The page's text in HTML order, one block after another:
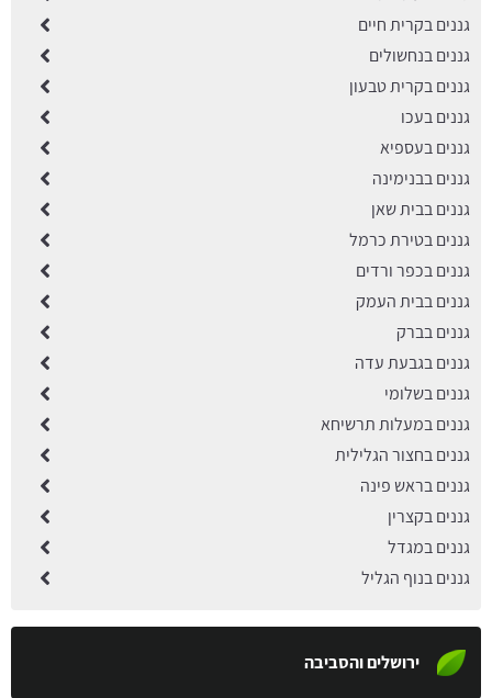
גננים בקרית חיים
גננים בנחשולים
גננים בקרית טבעון
גננים בעכו
גננים בעספיא
גננים בבנימינה
גננים בבית שאן
גננים בטירת כרמל
גננים בכפר ורדים
גננים בבית העמק
גננים בברק
גננים בגבעת עדה
גננים בשלומי
גננים במעלות תרשיחא
גננים בחצור הגלילית
גננים בראש פינה
גננים בקצרין
גננים במגדל
גננים בנוף הגליל
ירושלים והסביבה